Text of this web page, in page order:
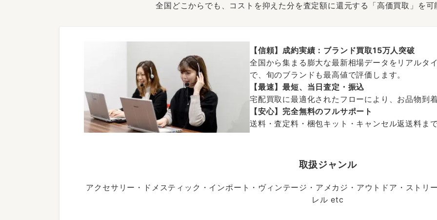
全国どこからでも、コストを抑えた分を査定額に還元する「高価買取」を
【信頼】成約実績：ブランド買取15万人突破
全国から集まる膨大な最新相場データをリアルタ
で、旬のブランドも最高値で評価します。
【最速】最短、当日査定・振込
宅配買取に最適化されたフローにより、お品物到
【安心】完全無料のフルサポート
送料・査定料・梱包キット・キャンセル返送料ま
取扱ジャンル
アクセサリー・ドメスティック・インポート・ヴィンテージ・アメカジ・アウトドア・ストリ
レル etc